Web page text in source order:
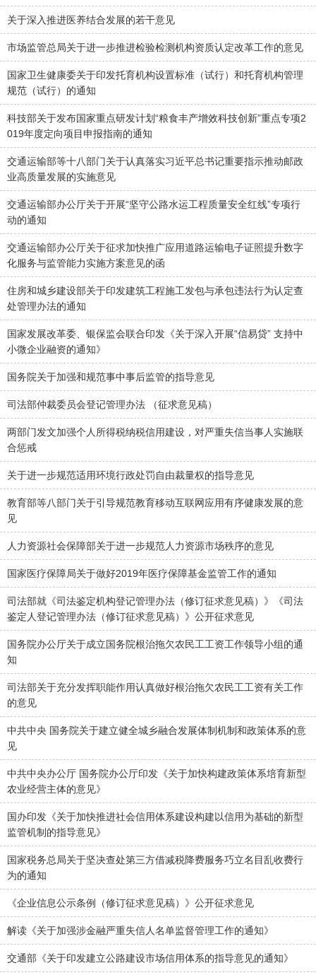
关于深入推进医养结合发展的若干意见
市场监管总局关于进一步推进检验检测机构资质认定改革工作的意见
国家卫生健康委关于印发托育机构设置标准（试行）和托育机构管理
规范（试行）的通知
科技部关于发布国家重点研发计划“粮食丰产增效科技创新”重点专项2
019年度定向项目申报指南的通知
交通运输部等十八部门关于认真落实习近平总书记重要指示推动邮政
业高质量发展的实施意见
交通运输部办公厅关于开展“坚守公路水运工程质量安全红线”专项行
动的通知
交通运输部办公厅关于征求加快推广应用道路运输电子证照提升数字
化服务与监管能力实施方案意见的函
住房和城乡建设部关于印发建筑工程施工发包与承包违法行为认定查
处管理办法的通知
国家发展改革委、银保监会联合印发《关于深入开展“信易贷” 支持中
小微企业融资的通知》
国务院关于加强和规范事中事后监管的指导意见
司法部仲裁委员会登记管理办法 （征求意见稿）
两部门发文加强个人所得税纳税信用建设，对严重失信当事人实施联
合惩戒
关于进一步规范适用环境行政处罚自由裁量权的指导意见
教育部等八部门关于引导规范教育移动互联网应用有序健康发展的意
见
人力资源社会保障部关于进一步规范人力资源市场秩序的意见
国家医疗保障局关于做好2019年医疗保障基金监管工作的通知
司法部就《司法鉴定机构登记管理办法（修订征求意见稿）》《司法
鉴定人登记管理办法（修订征求意见稿）》公开征求意见
国务院办公厅关于成立国务院根治拖欠农民工工资工作领导小组的通
知
司法部关于充分发挥职能作用认真做好根治拖欠农民工工资有关工作
的意见
中共中央 国务院关于建立健全城乡融合发展体制机制和政策体系的意
见
中共中央办公厅 国务院办公厅印发《关于加快构建政策体系培育新型
农业经营主体的意见》
国办印发《关于加快推进社会信用体系建设构建以信用为基础的新型
监管机制的指导意见》
国家税务总局关于坚决查处第三方借减税降费服务巧立名目乱收费行
为的通知
《企业信息公示条例（修订征求意见稿）》公开征求意见
解读《关于加强涉金融严重失信人名单监督管理工作的通知》
交通部《关于印发建立公路建设市场信用体系的指导意见的通知》